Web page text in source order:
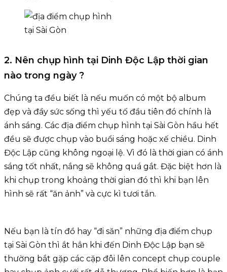
2. Nên chụp hình tại Dinh Độc Lập thời gian
nào trong ngày ?
Chúng ta đều biết là nếu muốn có một bộ album
đẹp và đầy sức sống thì yếu tố đầu tiên đó chính là
ánh sáng. Các địa điểm chụp hình tại Sài Gòn hầu hết
đều sẽ được chụp vào buổi sáng hoặc xế chiều. Dinh
Độc Lập cũng không ngoại lệ. Vì đó là thời gian có ánh
sáng tốt nhất, nắng sẽ không quá gắt. Đặc biệt hơn là
khi chụp trong khoảng thời gian đó thì khi bạn lên
hình sẽ rất “ăn ảnh” và cực kì tươi tắn.
Nếu bạn là tín đồ hay “đi săn” những địa điểm chụp
tại Sài Gòn thì ắt hẳn khi đến Dinh Độc Lập bạn sẽ
thường bắt gặp các cặp đôi lên concept chụp couple